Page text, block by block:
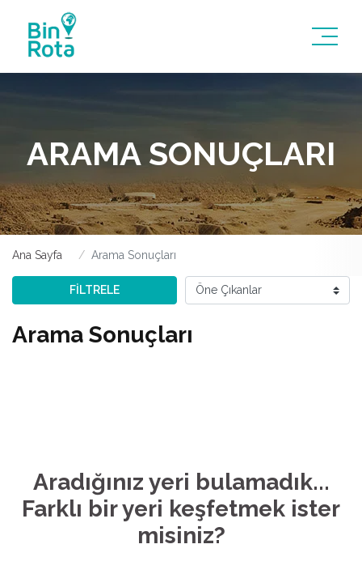
ARAMA SONUÇLARI
Ana Sayfa Arama Sonuçları
FİLTRELE
Arama Sonuçları
Aradığınız yeri bulamadık...
Farklı bir yeri keşfetmek ister
misiniz?